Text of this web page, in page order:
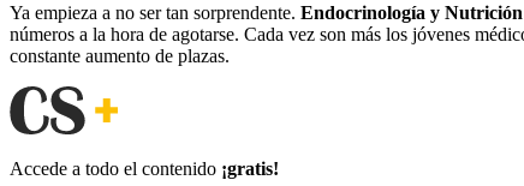
Ya empieza a no ser tan sorprendente. Endocrinología y Nutrición
números a la hora de agotarse. Cada vez son más los jóvenes
constante aumento de plazas.
Accede a todo el contenido ¡gratis!